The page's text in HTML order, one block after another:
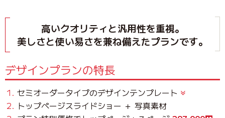
高いクオリティと汎用性を重視。
美しさと使い易さを兼ね備えたプランです。
デザインプランの特長
セミオーダータイプのデザインテンプレート
トップページスライドショー ＋ 写真素材